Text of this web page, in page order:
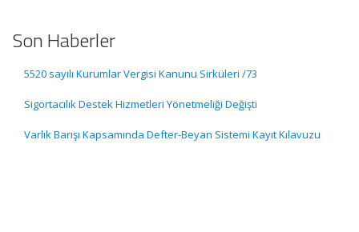
Son Haberler
5520 sayılı Kurumlar Vergisi Kanunu Sirküleri /73
Sigortacılık Destek Hizmetleri Yönetmeliği Değişti
Varlık Barışı Kapsamında Defter-Beyan Sistemi Kayıt Kılavuzu